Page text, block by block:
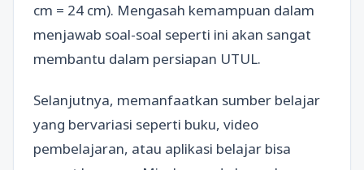
cm = 24 cm). Mengasah kemampuan dalam
menjawab soal-soal seperti ini akan sangat
membantu dalam persiapan UTUL.
Selanjutnya, memanfaatkan sumber belajar
yang bervariasi seperti buku, video
pembelajaran, atau aplikasi belajar bisa